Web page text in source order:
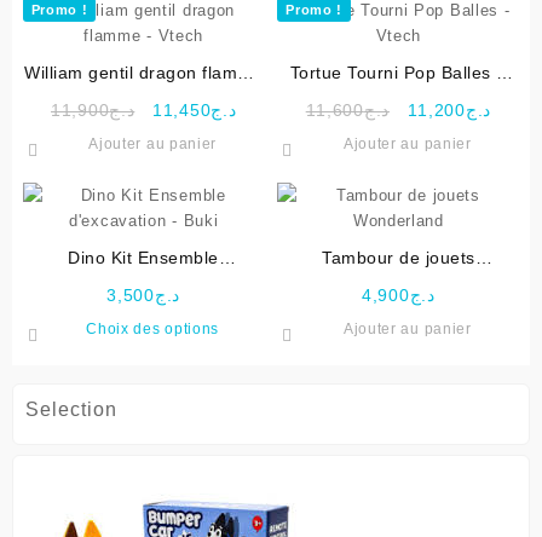
Selection
Promo !
William gentil dragon flamme
د.ج11,900
Le
était :
د.ج11,450
Le
actuel
Ajouter au panier
Promo !
Tortue Tourni Pop Balles –
د.ج11,600
Le
était :
د.ج11,200
Le
Ajouter au panier
Dino Kit Ensemble
د.ج3,500
Choix des options
peuvent
être
Tambour de jouets
د.ج4,900
Ajouter au panier